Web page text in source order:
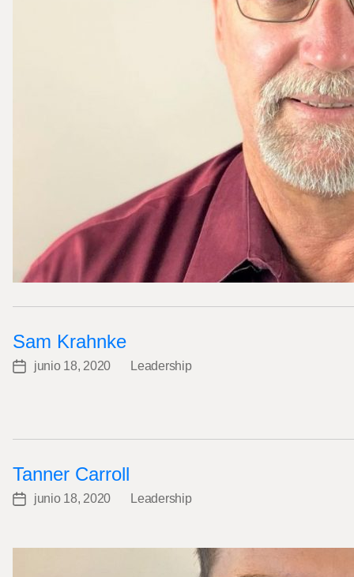
Sam Krahnke
Postjunio 18, 2020
Categories
Leadership
Tanner Carroll
Postjunio 18, 2020
Categories
Leadership